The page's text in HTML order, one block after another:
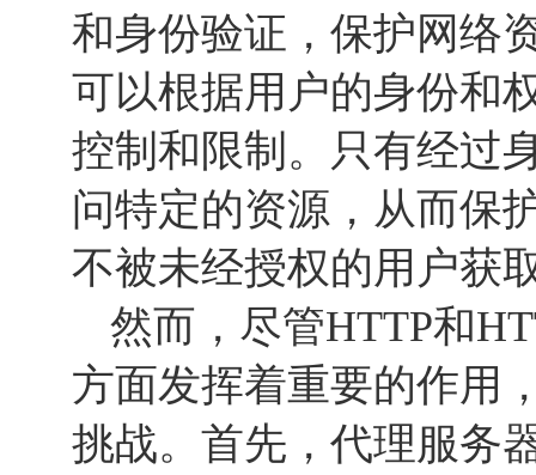
和身份验证，保护网络
可以根据用户的身份和
控制和限制。只有经过
问特定的资源，从而保
不被未经授权的用户获
然而，尽管HTTP和
方面发挥着重要的作用
挑战。首先，代理服务